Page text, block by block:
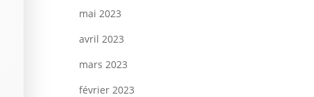
mai 2023
avril 2023
mars 2023
février 2023